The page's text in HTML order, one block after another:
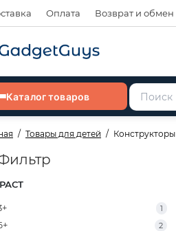
Оплата Возврат и обмен
Каталог товаров
Товары для детей Конструкторы
1
2